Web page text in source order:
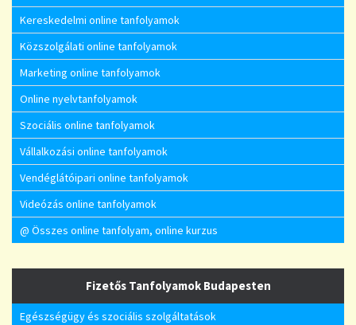
Kereskedelmi online tanfolyamok
Közszolgálati online tanfolyamok
Marketing online tanfolyamok
Online nyelvtanfolyamok
Szociális online tanfolyamok
Vállalkozási online tanfolyamok
Vendéglátóipari online tanfolyamok
Videózás online tanfolyamok
@ Összes online tanfolyam, online kurzus
Fizetős Tanfolyamok Budapesten
Egészségügy és szociális szolgáltatások